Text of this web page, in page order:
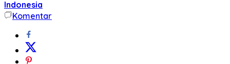
Indonesia
Komentar